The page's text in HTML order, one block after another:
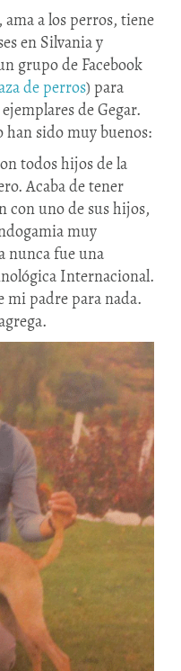
a los perros, tiene
en Silvania y
grupo de Facebook
de perros) para
de Gegar.
han sido muy buenos:
todos hijos de la
Acaba de tener
con uno de sus hijos,
muy
nunca fue una
Internacional.
mi padre para nada.